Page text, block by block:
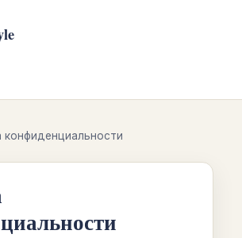
конфиденциальности